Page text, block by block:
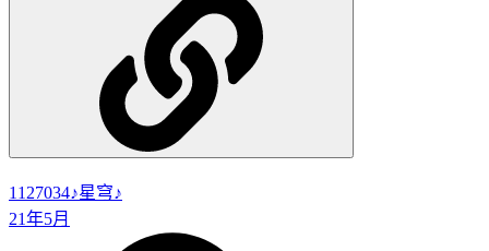
1127034♪星穹♪
21年5月